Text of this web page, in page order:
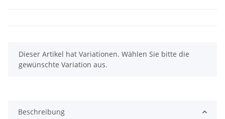
x
Dieser Artikel hat Variationen. Wählen Sie bitte die
gewünschte Variation aus.
Beschreibung